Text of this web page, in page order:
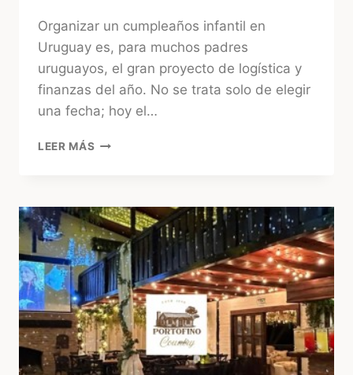
Organizar un cumpleaños infantil en
Uruguay es, para muchos padres
uruguayos, el gran proyecto de logística y
finanzas del año. No se trata solo de elegir
una fecha; hoy el…
LEER MÁS ¿CUÁNTO
INFANTIL
EN
URUGUAY
HOY?
GUÍA
2026